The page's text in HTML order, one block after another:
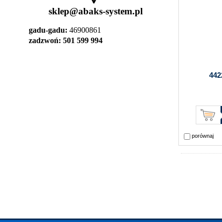
sklep@abaks-system.pl
gadu-gadu: 46900861
zadzwoń: 501 599 994
porównaj